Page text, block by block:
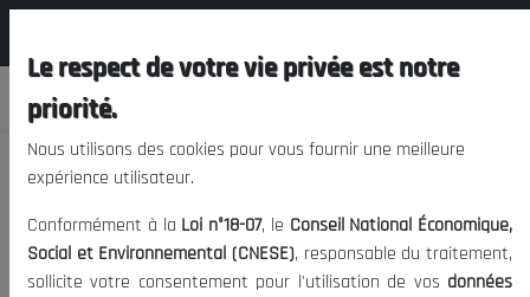
Nous vous prions de nous
excuser, mais l'accès à ce
contenu est restreint.
Le respect de votre vie privée est notre
priorité.
Nous utilisons des cookies pour vous fournir une meilleure
expérience utilisateur.
Conformément à la Loi n°18-07, le Conseil National Économique,
Social et Environnemental (CNESE), responsable du traitement,
sollicite votre consentement pour l'utilisation de vos données